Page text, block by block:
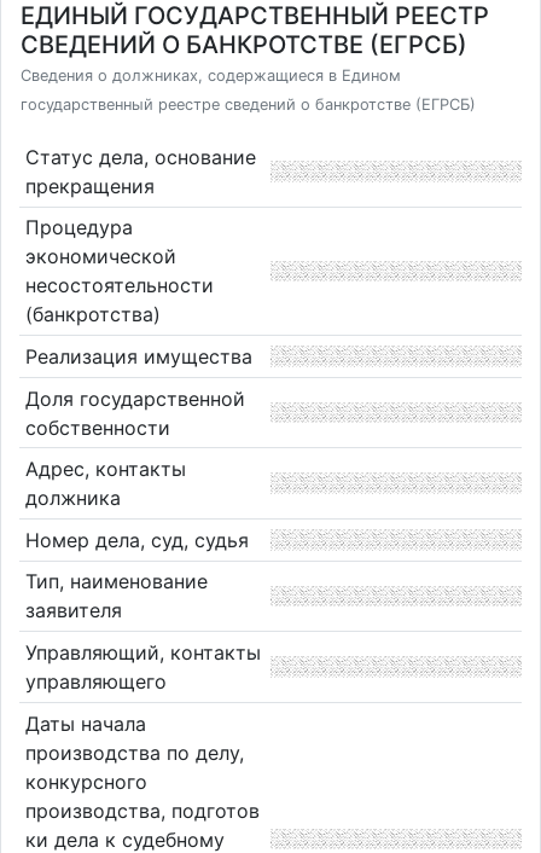
ЕДИНЫЙ ГОСУДАРСТВЕННЫЙ РЕЕСТР
СВЕДЕНИЙ О БАНКРОТСТВЕ (ЕГРСБ)
Сведения о должниках, содержащиеся в Едином
государственный реестре сведений о банкротстве (ЕГРСБ)
Статус дела, основание
прекращения
Процедура
экономической
несостоятельности
(банкротства)
Реализация имущества
Доля государственной
собственности
Адрес, контакты
должника
Номер дела, суд, судья
Тип, наименование
заявителя
Управляющий, контакты
управляющего
Даты начала
производства по делу,
конкурсного
производства, подготов
ки дела к судебному